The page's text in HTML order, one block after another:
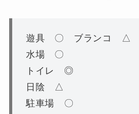
遊具 〇 ブランコ △
水場 〇
トイレ ◎
日陰 △
駐車場 〇